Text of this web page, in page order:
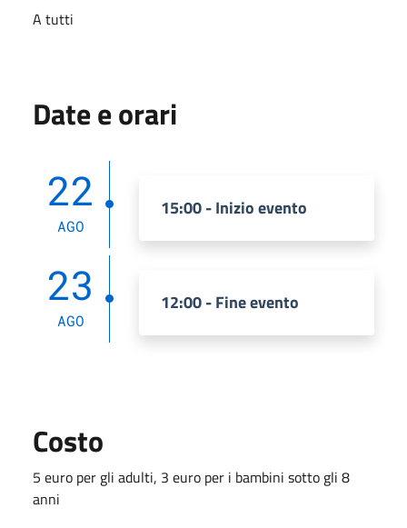
A tutti
Date e orari
22
AGO
15:00 - Inizio evento
23
AGO
12:00 - Fine evento
Costo
5 euro per gli adulti, 3 euro per i bambini sotto gli 8
anni